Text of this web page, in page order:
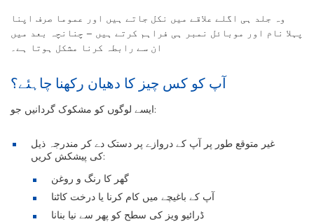
وہ جلد ہی اگلے علاقے میں نکل جاتے ہیں اور عموما صرف اپنا
پہلا نام اور موبائل نمبر ہی فراہم کرتے ہیں – چنانچہ بعد میں
ان سے رابطہ کرنا مشکل ہوتا ہے۔
آپ کو کس چیز کا دھیان رکھنا چاہئے؟
ایسے لوگوں کو مشکوک گردانیں جو:
غیر متوقع طور پر آپ کے دروازے پر دستک دے کر مندرجہ ذیل
کی پیشکش کریں:
گھر کا رنگ و روغن
آپ کے باغیچے میں کام کرنا یا درخت کاٹنا
ڈرائیو ویز کی سطح کو پھر سے نیا بنانا